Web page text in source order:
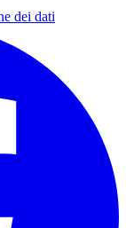
dei dati